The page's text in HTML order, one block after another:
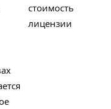
стоимость
лицензии